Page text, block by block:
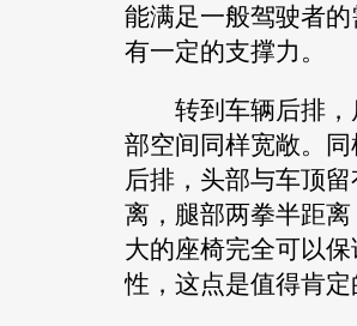
能满足一般驾驶者
有一定的支撑力。
转到车辆后排，
部空间同样宽敞。
后排，头部与车顶
离，腿部两拳半距
大的座椅完全可以
性，这点是值得肯定